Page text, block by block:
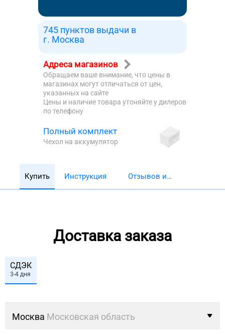
745 пунктов выдачи в
г. Москва
Адреса магазинов
Обращаем ваше внимание, что цены в
магазинах могут отличаться от цен,
указанных на сайте
Цены и наличие товара утоняйте у дилеров
по телефону
Полный комплект
Чехол на аккумулятор
Купить Инструкция
Отзывов и
Доставка заказа
СДЭК
3-4 дня
Москва Московская область